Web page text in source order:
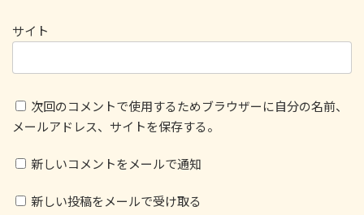
サイト
次回のコメントで使用するためブラウザーに自分の名前、
メールアドレス、サイトを保存する。
新しいコメントをメールで通知
新しい投稿をメールで受け取る